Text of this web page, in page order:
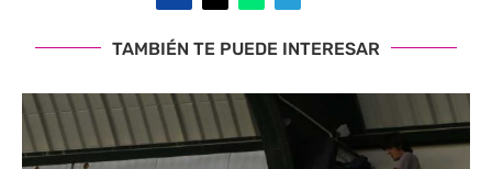
TAMBIÉN TE PUEDE INTERESAR